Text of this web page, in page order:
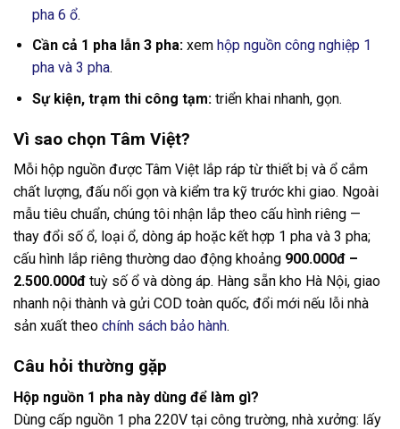
pha 6 ổ.
Cần cả 1 pha lẫn 3 pha:xem hộp nguồn công nghiệp 1
pha và 3 pha.
Sự kiện, trạm thi công tạm:triển khai nhanh, gọn.
Vì sao chọn Tâm Việt?
Mỗi hộp nguồn được Tâm Việt lắp ráp từ thiết bị và ổ cắm
chất lượng, đấu nối gọn và kiểm tra kỹ trước khi giao. Ngoài
mẫu tiêu chuẩn, chúng tôi nhận lắp theo cấu hình riêng —
thay đổi số ổ, loại ổ, dòng áp hoặc kết hợp 1 pha và 3 pha;
cấu hình lắp riêng thường dao động khoảng 900.000đ –
2.500.000đ tuỳ số ổ và dòng áp. Hàng sẵn kho Hà Nội, giao
nhanh nội thành và gửi COD toàn quốc, đổi mới nếu lỗi nhà
sản xuất theo chính sách bảo hành.
Câu hỏi thường gặp
Hộp nguồn 1 pha này dùng để làm gì?
Dùng cấp nguồn 1 pha 220V tại công trường, nhà xưởng: lấy